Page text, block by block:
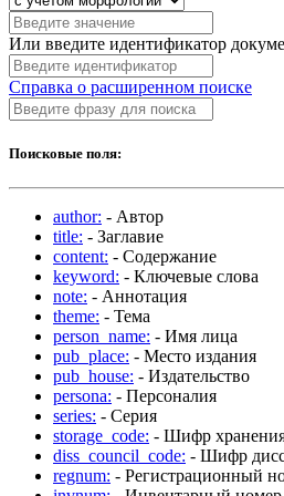
Или введите идентификатор
Справка о расширенном поиске
Поисковые поля:
author: - Автор
title: - Заглавие
content: - Содержание
keyword: - Ключевые слова
note: - Аннотация
theme: - Тема
person_name: - Имя лица
pub_place: - Место издания
pub_house: - Издательство
persona: - Персоналия
series: - Серия
storage_code: - Шифр
diss_council_code: - Шифр
regnum: - Регистрационный